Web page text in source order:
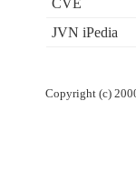
CVE
JVN iPedia
Copyright (c)